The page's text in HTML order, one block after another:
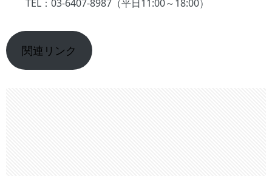
TEL：03-6407-8987（平日11:00～18:00）
関連リンク